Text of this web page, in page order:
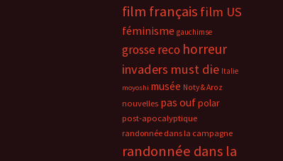
film français film US
féminisme gauchimse
grosse reco horreur
invaders must die Italie
moyoshi musée Noty & Aroz
nouvelles pas oufpolar
post-apocalyptique
randonnée dans la campagne
randonnée dans la